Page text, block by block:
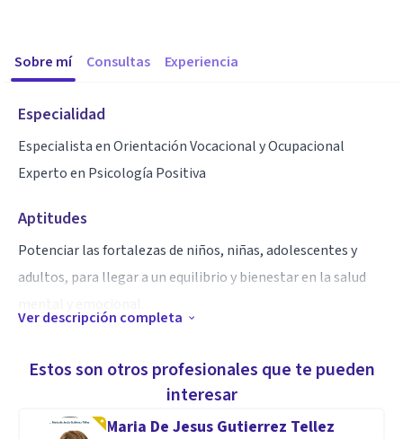
Sobre mí Consultas Experiencia
Especialidad
Especialista en Orientación Vocacional y Ocupacional
Experto en Psicología Positiva
Aptitudes
Potenciar las fortalezas de niños, niñas, adolescentes y
adultos, para llegar a un equilibrio y bienestar en la salud
Gestión positiva y adecuada de las emociones.
Empoderamiento en el rol de cada persona.
Ver descripción completa
Estos son otros profesionales que te pueden
interesar
Maria De Jesus Gutierrez Tellez